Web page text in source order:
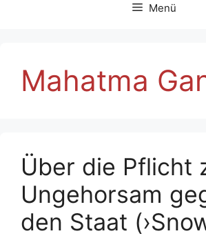
Menü
Mahatma
Über die Pflicht
Ungehorsam
den Staat